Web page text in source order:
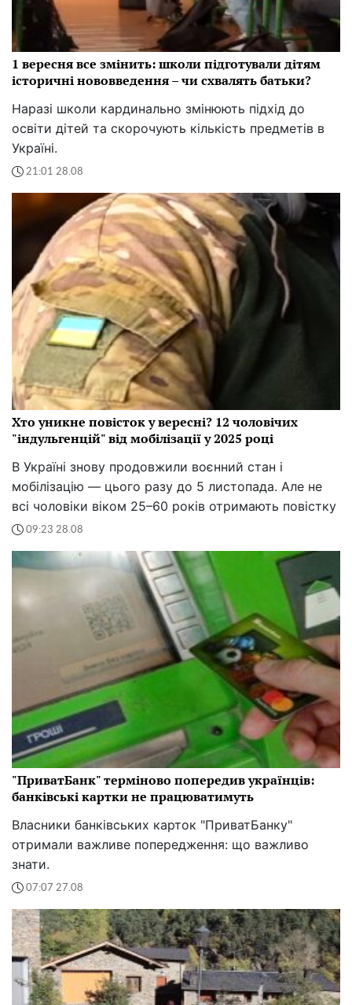
1 вересня все змінить: школи підготували дітям
історичні нововведення – чи схвалять батьки?
Наразі школи кардинально змінюють підхід до
освіти дітей та скорочують кількість предметів в
Україні.
21:01 28.08
Хто уникне повісток у вересні? 12 чоловічих
"індульгенцій" від мобілізації у 2025 році
В Україні знову продовжили воєнний стан і
мобілізацію — цього разу до 5 листопада. Але не
всі чоловіки віком 25–60 років отримають повістку
09:23 28.08
"ПриватБанк" терміново попередив українців:
банківські картки не працюватимуть
Власники банківських карток "ПриватБанку"
отримали важливе попередження: що важливо
знати.
07:07 27.08